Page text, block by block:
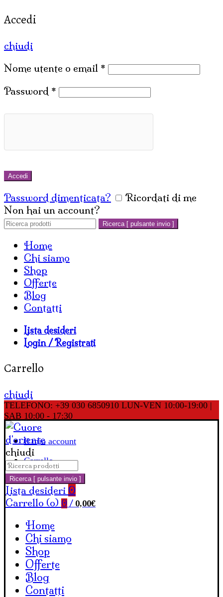
Accedi
chiudi
Nome utente o email *
Password *
Accedi
Password dimenticata?
Ricordati di me
Non hai un account?
Cerca:
Ricerca [ pulsante invio ]
Home
Chi siamo
Shop
Offerte
Blog
Contatti
Lista desideri
Login / Registrati
Carrello
chiudi
TELEFONO: +39 030 6850910 LUN-VEN 10:00-19:00 |
SAB 10:00 - 17:30
Il mio account
Carrello
chiudi
Cerca:
Ricerca [ pulsante invio ]
Lista desideri 0
Carrello (o) 0 / 0,00€
Home
Chi siamo
Shop
Offerte
Blog
Contatti